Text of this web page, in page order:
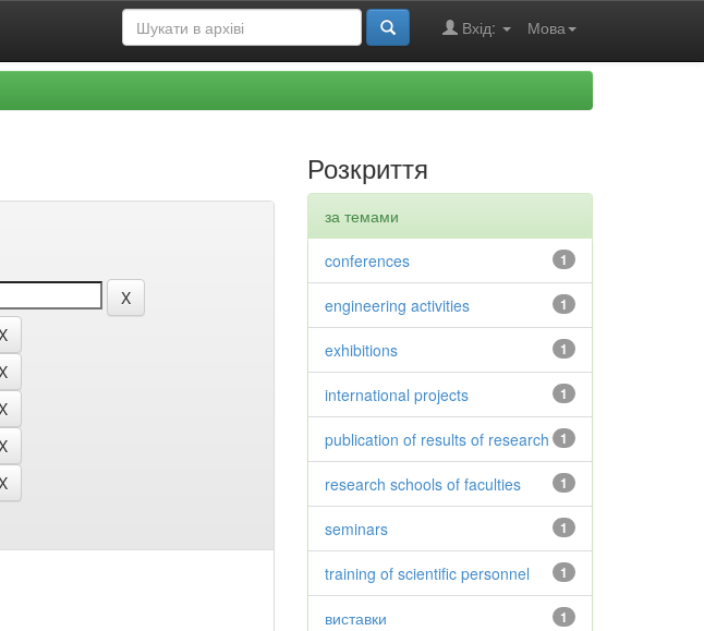
Мова
Вхід:
Розкриття
за темами
1
conferences
1
engineering activities
1
exhibitions
1
international projects
1
publication of results of research
1
research schools of faculties
1
seminars
1
training of scientific personnel
1
виставки